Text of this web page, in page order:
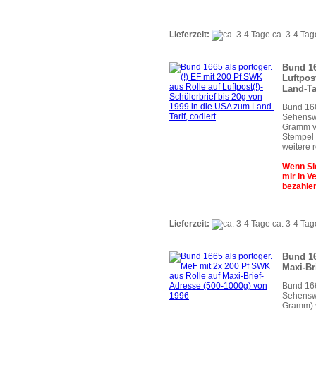
Lieferzeit: ca. 3-4
Bund
Land-
Bund
Gramm
Stempel
weitere
Wenn
mir in
Lieferzeit: ca. 3-4
Bund
Maxi-
Bund
Gramm)